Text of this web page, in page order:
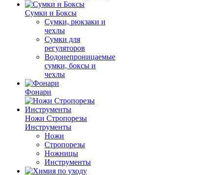
Сумки и Боксы
Сумки, рюкзаки и
чехлы
Сумки для
регуляторов
Водонепроницаемые
сумки, боксы и
чехлы
Фонари
Ножи Стропорезы
Инструменты
Ножи
Стропорезы
Ножницы
Инструменты